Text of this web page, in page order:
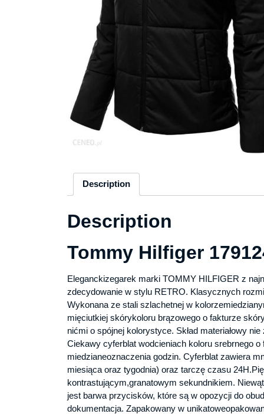
Description
Description
Tommy Hilfiger
Eleganckizegarek marki TOMMY HILFIGER z
zdecydowanie w stylu RETRO. Klasycznych
Wykonana ze stali szlachetnej w
mięciutkiej skórykoloru brązowego o fakturze
nićmi o spójnej kolorystyce. Skład materiałowy
Ciekawy cyferblat wodcieniach koloru srebrnego
miedzianeoznaczenia godzin. Cyferblat zawiera
miesiąca oraz tygodnia) oraz tarczę czasu
kontrastującym,granatowym sekundnikiem.
jest barwa przycisków, które są w opozycji do
dokumentacja. Zapakowany w